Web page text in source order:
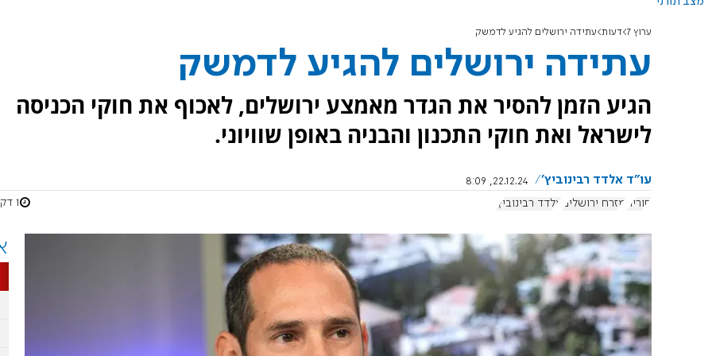
ערוץ 7 דעות עתידה ירושלים להגיע לדמשק
עתידה ירושלים להגיע לדמשק
הגיע הזמן להסיר את הגדר מאמצע ירושלים, לאכוף את חוקי הכניסה
לישראל ואת חוקי התכנון והבניה באופן שוויוני.
עו"ד אלדד רבינוביץ'
22.12.24, 8:09
סוריה
מזרח ירושלים אלדד רבינוביץ' 1 דקות